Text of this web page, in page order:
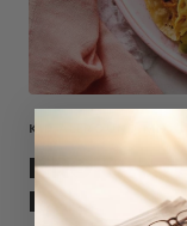
KIP ALLROUND MIX
PAN